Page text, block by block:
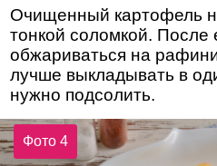
Очищенный картофель
тонкой соломкой. После
обжариваться на
лучше выкладывать в
нужно подсолить.
Фото 4